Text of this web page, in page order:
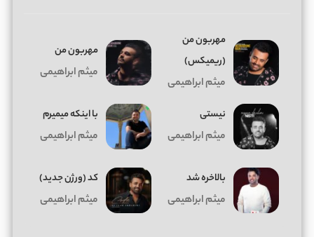
مهربون من
(ریمیکس)
میثم ابراهیمی
مهربون من
میثم ابراهیمی
نیستی
میثم ابراهیمی
با اینکه میمیرم
میثم ابراهیمی
بالاخره شد
میثم ابراهیمی
کد (ورژن جدید)
میثم ابراهیمی